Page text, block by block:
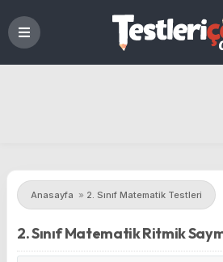
Anasayfa » 2. Sınıf Matematik Testleri
2. Sınıf Matematik Ritmik